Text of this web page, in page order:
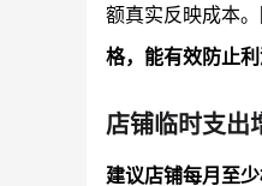
额真实反映成本
格，能有效防止
店铺临时支出
建议店铺每月至